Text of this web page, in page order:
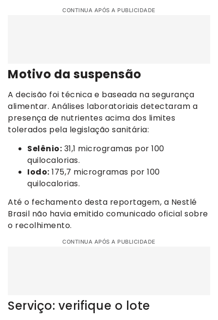
CONTINUA APÓS A PUBLICIDADE
Motivo da suspensão
A decisão foi técnica e baseada na segurança
alimentar. Análises laboratoriais detectaram a
presença de nutrientes acima dos limites
tolerados pela legislação sanitária:
Selênio: 31,1 microgramas por 100
quilocalorias.
Iodo: 175,7 microgramas por 100
quilocalorias.
Até o fechamento desta reportagem, a Nestlé
Brasil não havia emitido comunicado oficial sobre
o recolhimento.
CONTINUA APÓS A PUBLICIDADE
Serviço: verifique o lote